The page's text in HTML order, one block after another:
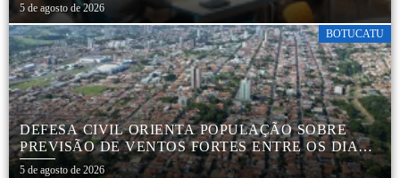
5 de agosto de 2026
BOTUCATU
DEFESA CIVIL ORIENTA POPULAÇÃO SOBRE
PREVISÃO DE VENTOS FORTES ENTRE OS DIAS 6
E 9 DE AGOSTO
5 de agosto de 2026